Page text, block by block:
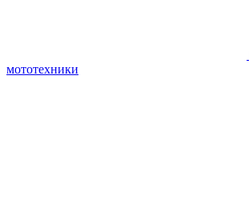
мототехники